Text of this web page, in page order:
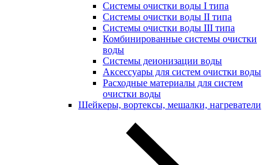
Системы очистки воды I типа
Системы очистки воды II типа
Системы очистки воды III типа
Комбинированные системы очистки
воды
Системы деионизации воды
Аксессуары для систем очистки воды
Расходные материалы для систем
очистки воды
Шейкеры, вортексы, мешалки, нагреватели